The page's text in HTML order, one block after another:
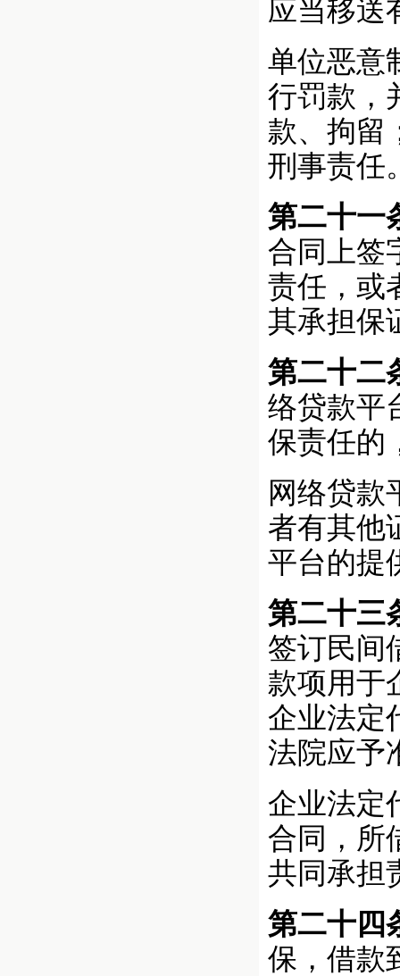
应当移送
单位恶意
行罚款，
款、拘留
刑事责任
第二十一
合同上签
责任，或
其承担保
第二十二
络贷款平
保责任的
网络贷款
者有其他
平台的提
第二十三
签订民间
款项用于
企业法定
法院应予
企业法定
合同，所
共同承担
第二十四
保，借款